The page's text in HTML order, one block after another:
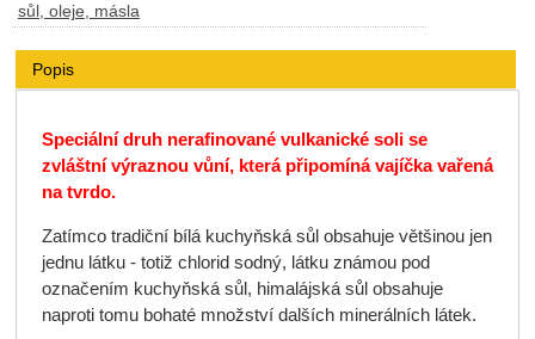
sůl, oleje, másla
Popis
Speciální druh nerafinované vulkanické soli se
zvláštní výraznou vůní, která připomíná vajíčka vařená
na tvrdo.
Zatímco tradiční bílá kuchyňská sůl obsahuje většinou jen
jednu látku - totiž chlorid sodný, látku známou pod
označením kuchyňská sůl, himalájská sůl obsahuje
naproti tomu bohaté množství dalších minerálních látek.